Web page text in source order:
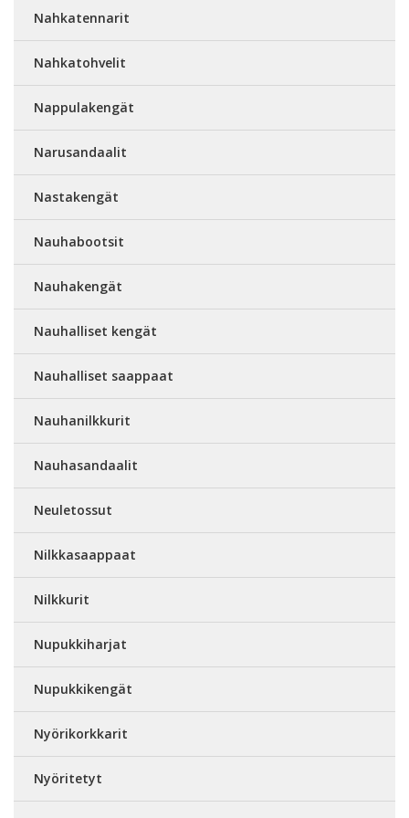
Nahkatennarit
Nahkatohvelit
Nappulakengät
Narusandaalit
Nastakengät
Nauhabootsit
Nauhakengät
Nauhalliset kengät
Nauhalliset saappaat
Nauhanilkkurit
Nauhasandaalit
Neuletossut
Nilkkasaappaat
Nilkkurit
Nupukkiharjat
Nupukkikengät
Nyörikorkkarit
Nyöritetyt